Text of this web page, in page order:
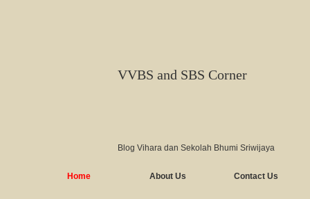
VVBS and SBS Corner
Blog Vihara dan Sekolah Bhumi Sriwijaya
Home About Us Contact Us